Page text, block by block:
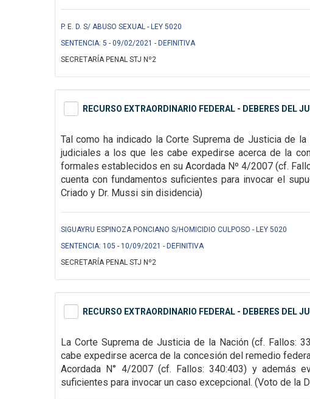
P. E. D. S/ ABUSO SEXUAL - LEY 5020
SENTENCIA: 5 - 09/02/2021 - DEFINITIVA
SECRETARÍA PENAL STJ Nº2
RECURSO EXTRAORDINARIO FEDERAL - DEBERES
Tal como ha indicado la Corte Suprema de Justicia de
judiciales a los que les cabe expedirseacerca de la
formales establecidos en su Acordada Nº 4/2007 (cf.
cuenta con fundamentos suficientes para invocar el
Criado y Dr. Mussi sin disidencia)
SIGUAYRU ESPINOZA PONCIANO S/HOMICIDIO CULPOSO - LEY 5020
SENTENCIA: 105 - 10/09/2021 - DEFINITIVA
SECRETARÍA PENAL STJ Nº2
RECURSO EXTRAORDINARIO FEDERAL - DEBERES
La Corte Suprema de Justicia de la Nación (cf. Fallos:
cabe expedirse acerca de la concesión del remedio
Acordada N° 4/2007 (cf. Fallos: 340:403) y además
suficientes para invocar un caso excepcional. (Voto de la